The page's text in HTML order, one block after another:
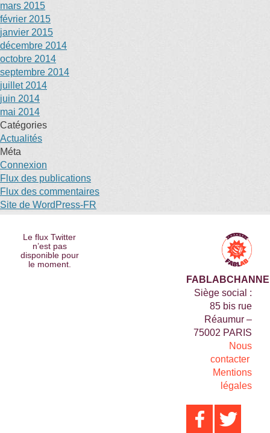
mars 2015
février 2015
janvier 2015
décembre 2014
octobre 2014
septembre 2014
juillet 2014
juin 2014
mai 2014
Catégories
Actualités
Méta
Connexion
Flux des publications
Flux des commentaires
Site de WordPress-FR
Le flux Twitter
n’est pas
disponible pour
le moment.
Siège social :
85 bis rue
Réaumur –
75002 PARIS
Nous
contacter
Mentions
légales